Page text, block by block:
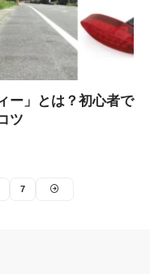
ー」とは？初心者で
ツ
7